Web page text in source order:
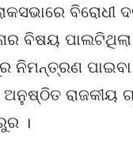
ବିରୋଧୀ
ବିଷୟ
ନିମନ୍ତ୍ରଣ
ରାଜକୀୟ
।